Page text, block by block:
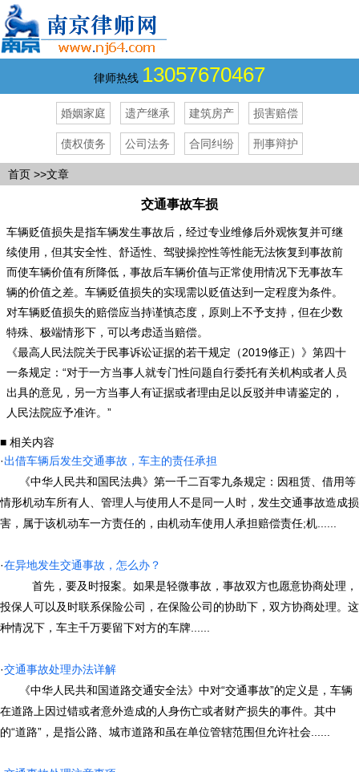
律师热线 13057670467
婚姻家庭 遗产继承 建筑房产 损害赔偿
债权债务 公司法务 合同纠纷 刑事辩护
首页 >>文章
交通事故车损
车辆贬值损失是指车辆发生事故后，经过专业维修后外观恢复并可继
续使用，但其安全性、舒适性、驾驶操控性等性能无法恢复到事故前
而使车辆价值有所降低，事故后车辆价值与正常使用情况下无事故车
辆的价值之差。车辆贬值损失的实现需以贬值达到一定程度为条件。
对车辆贬值损失的赔偿应当持谨慎态度，原则上不予支持，但在少数
特殊、极端情形下，可以考虑适当赔偿。
《最高人民法院关于民事诉讼证据的若干规定（2019修正）》第四十
一条规定：“对于一方当事人就专门性问题自行委托有关机构或者人员
出具的意见，另一方当事人有证据或者理由足以反驳并申请鉴定的，
人民法院应予准许。”
■ 相关内容
·出借车辆后发生交通事故，车主的责任承担
《中华人民共和国民法典》第一千二百零九条规定：因租赁、借用等
情形机动车所有人、管理人与使用人不是同一人时，发生交通事故造成损
害，属于该机动车一方责任的，由机动车使用人承担赔偿责任;机......
·在异地发生交通事故，怎么办？
首先，要及时报案。如果是轻微事故，事故双方也愿意协商处理，
投保人可以及时联系保险公司，在保险公司的协助下，双方协商处理。这
种情况下，车主千万要留下对方的车牌......
·交通事故处理办法详解
《中华人民共和国道路交通安全法》中对“交通事故”的定义是，车辆
在道路上因过错或者意外造成的人身伤亡或者财产损失的事件。其中
的“道路”，是指公路、城市道路和虽在单位管辖范围但允许社会......